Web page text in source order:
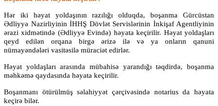
Hər iki həyat yoldaşının razılığı olduqda, boşanma Gürcüstan
Ədliyyə Nazirliyinin İHHŞ Dövlət Servislərinin İnkişaf Agentliyinin
ərazi xidmətində (Ədliyyə Evində) həyata keçirilir. Həyat yoldaşları
qeyd edilən orqana birgə ərizə ilə və ya onların qanuni
nümayəndələri vasitəsilə müraciət edirlər.
Həyat yoldaşları arasında mübahisə yarandığı təqdirdə, boşanma
məhkəmə qaydasında həyata keçirilir.
Boşanmanı ötürülmüş səlahiyyət çərçivəsində notarius da həyata
keçirə bilər.